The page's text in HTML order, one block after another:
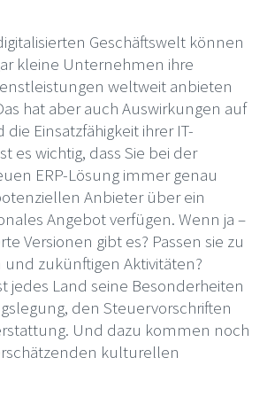
Geschäftswelt können
kleine Unternehmen ihre
weltweit anbieten
hat aber auch Auswirkungen auf
Einsatzfähigkeit ihrer IT-
es wichtig, dass Sie bei der
ERP-Lösung immer genau
Anbieter über ein
Angebot verfügen. Wenn ja –
Versionen gibt es? Passen sie zu
und zukünftigen Aktivitäten?
jedes Land seine Besonderheiten
den Steuervorschriften
Und dazu kommen noch
kulturellen